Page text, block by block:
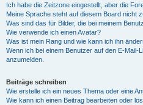
Ich habe die Zeitzone eingestellt, aber die
Meine Sprache steht auf diesem Board nicht
Was sind das für Bilder, die bei meinem
Wie verwende ich einen Avatar?
Was ist mein Rang und wie kann ich ihn
Wenn ich bei einem Benutzer auf den E-
anzumelden.
Beiträge schreiben
Wie erstelle ich ein neues Thema oder eine
Wie kann ich einen Beitrag bearbeiten oder